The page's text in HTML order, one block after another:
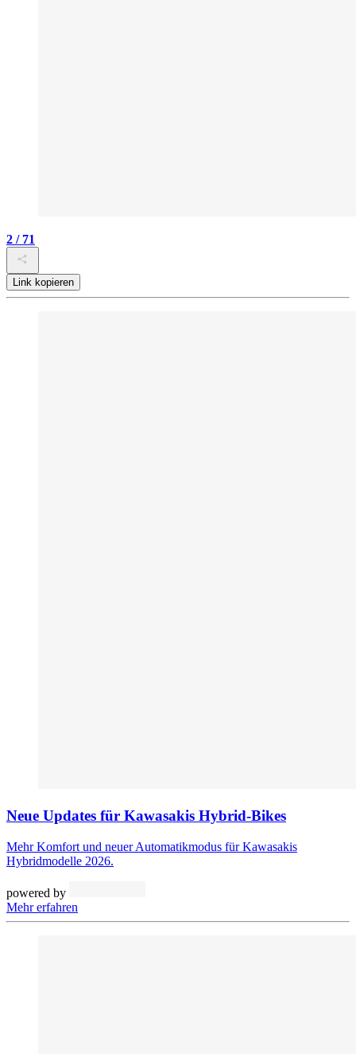
2 / 71
Link kopieren
Neue Updates für Kawasakis Hybrid-Bikes
Mehr Komfort und neuer Automatikmodus für Kawasakis
Hybridmodelle 2026.
powered by
Mehr erfahren